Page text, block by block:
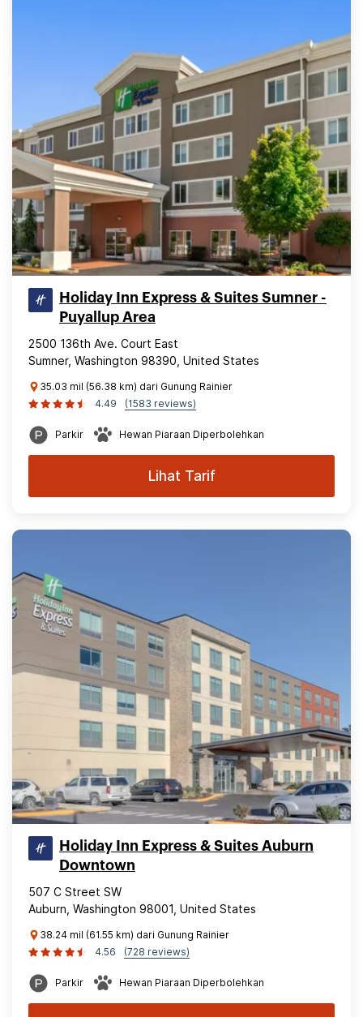
Holiday Inn Express & Suites Sumner -
Puyallup Area
2500 136th Ave. Court East
Sumner, Washington 98390, United States
35.03 mil (56.38 km) dari Gunung Rainier
4.49
(1583 reviews)
Parkir Hewan Piaraan Diperbolehkan
Lihat Tarif
Holiday Inn Express & Suites Auburn
Downtown
507 C Street SW
Auburn, Washington 98001, United States
38.24 mil (61.55 km) dari Gunung Rainier
4.56
(728 reviews)
Parkir Hewan Piaraan Diperbolehkan